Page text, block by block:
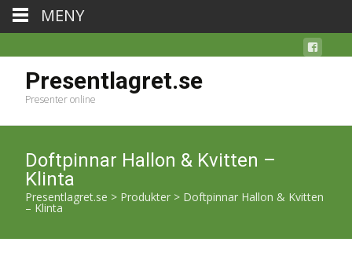
Presentlagret.se
Presenter online
Doftpinnar Hallon & Kvitten –
Klinta
Presentlagret.se > Produkter > Doftpinnar Hallon & Kvitten
– Klinta
MENY